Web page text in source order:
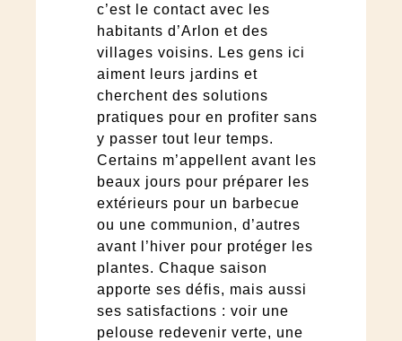
c’est le contact avec les
habitants d’Arlon et des
villages voisins. Les gens ici
aiment leurs jardins et
cherchent des solutions
pratiques pour en profiter sans
y passer tout leur temps.
Certains m’appellent avant les
beaux jours pour préparer les
extérieurs pour un barbecue
ou une communion, d’autres
avant l’hiver pour protéger les
plantes. Chaque saison
apporte ses défis, mais aussi
ses satisfactions : voir une
pelouse redevenir verte, une